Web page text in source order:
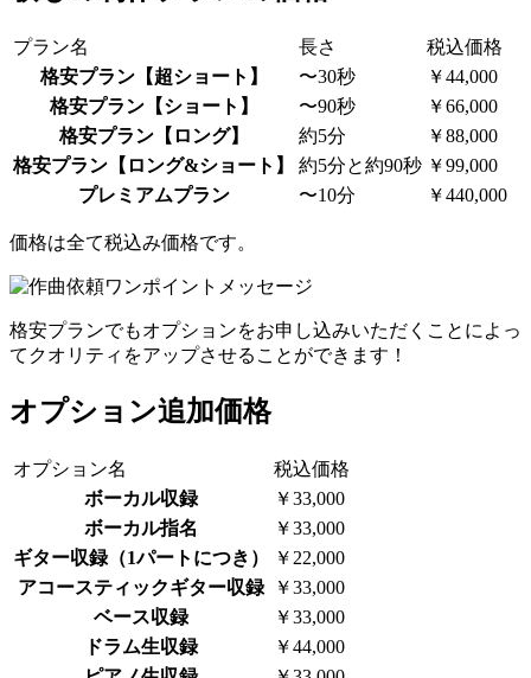
プラン名 長さ
税込価格
格安プラン【超ショート】
〜30秒
￥44,000
格安プラン【ショート】
〜90秒
￥66,000
格安プラン【ロング】
約5分
￥88,000
格安プラン【ロング&ショート】
約5分と約90秒 ￥99,000
プレミアムプラン
〜10分 ￥440,000
価格は全て税込み価格です。
格安プランでもオプションをお申し込みいただくことによっ
てクオリティをアップさせることができます！
オプション追加価格
オプション名
税込価格
ボーカル収録
￥33,000
ボーカル指名
￥33,000
ギター収録（1パートにつき）
￥22,000
アコースティックギター収録
￥33,000
ベース収録
￥33,000
ドラム生収録
￥44,000